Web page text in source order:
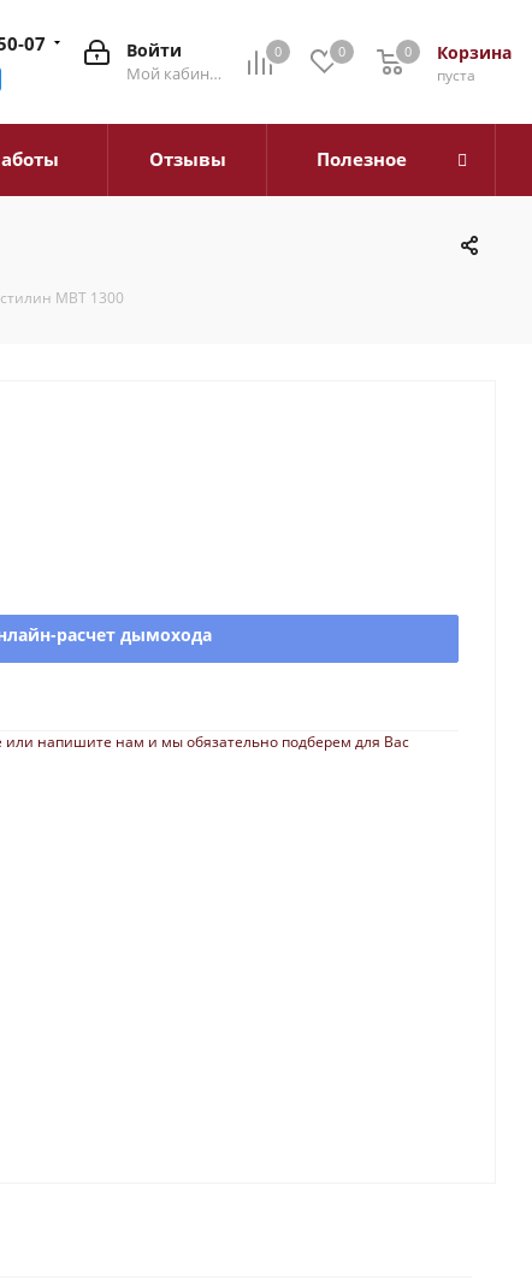
0 0 Корзина
0
пуста
0
Войти
Мой кабинет
07
Отзывы Полезное
МВТ 1300
расчет дымохода
напишите нам и мы обязательно подберем для Вас